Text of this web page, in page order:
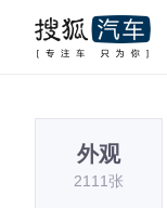
外观
2111张